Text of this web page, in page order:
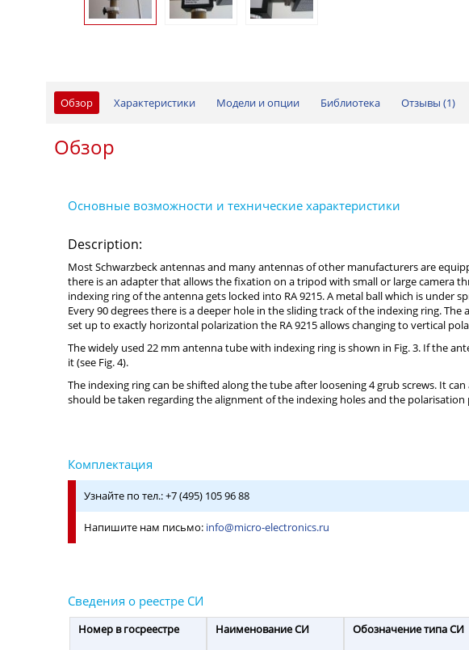
Обзор Характеристики Модели и опции Библиотека Отзывы (1)
Обзор
Description:
Most Schwarzbeck antennas and many antennas of other manufacturers are
there is an adapter that allows the fixation on a tripod with small or large camera
indexing ring of the antenna gets locked into RA 9215. A metal ball which is under
Every 90 degrees there is a deeper hole in the sliding track of the indexing ring.
set up to exactly horizontal polarization the RA 9215 allows changing to vertical
The widely used 22 mm antenna tube with indexing ring is shown in Fig. 3. If the
it (see Fig. 4).
The indexing ring can be shifted along the tube after loosening 4 grub screws. It
should be taken regarding the alignment of the indexing holes and the polarisation
Узнайте по тел.: +7 (495) 105 96 88
Напишите нам письмо: info@micro-electronics.ru
Номер в госреестре Наименование СИ Обозначение типа СИ